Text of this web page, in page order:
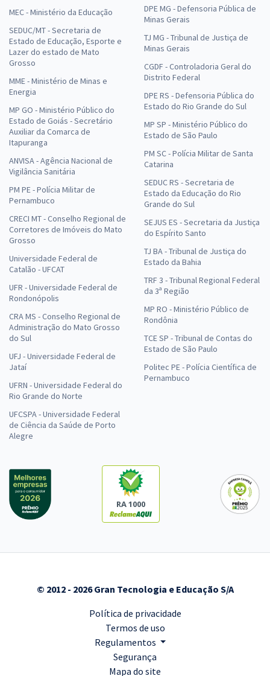
MEC - Ministério da Educação
SEDUC/MT - Secretaria de
Estado de Educação, Esporte e
Lazer do estado de Mato
Grosso
MME - Ministério de Minas e
Energia
MP GO - Ministério Público do
Estado de Goiás - Secretário
Auxiliar da Comarca de
Itapuranga
ANVISA - Agência Nacional de
Vigilância Sanitária
PM PE - Polícia Militar de
Pernambuco
CRECI MT - Conselho Regional de
Corretores de Imóveis do Mato
Grosso
Universidade Federal de
Catalão - UFCAT
UFR - Universidade Federal de
Rondonópolis
CRA MS - Conselho Regional de
Administração do Mato Grosso
do Sul
UFJ - Universidade Federal de
Jataí
UFRN - Universidade Federal do
Rio Grande do Norte
UFCSPA - Universidade Federal
de Ciência da Saúde de Porto
Alegre
DPE MG - Defensoria Pública de
Minas Gerais
TJ MG - Tribunal de Justiça de
Minas Gerais
CGDF - Controladoria Geral do
Distrito Federal
DPE RS - Defensoria Pública do
Estado do Rio Grande do Sul
MP SP - Ministério Público do
Estado de São Paulo
PM SC - Polícia Militar de Santa
Catarina
SEDUC RS - Secretaria de
Estado da Educação do Rio
Grande do Sul
SEJUS ES - Secretaria da Justiça
do Espírito Santo
TJ BA - Tribunal de Justiça do
Estado da Bahia
TRF 3 - Tribunal Regional Federal
da 3ª Região
MP RO - Ministério Público de
Rondônia
TCE SP - Tribunal de Contas do
Estado de São Paulo
Politec PE - Polícia Científica de
Pernambuco
RA 1000
© 2012 - 2026 Gran Tecnologia e Educação S/A
Política de privacidade
Termos de uso
Regulamentos
Segurança
Mapa do site